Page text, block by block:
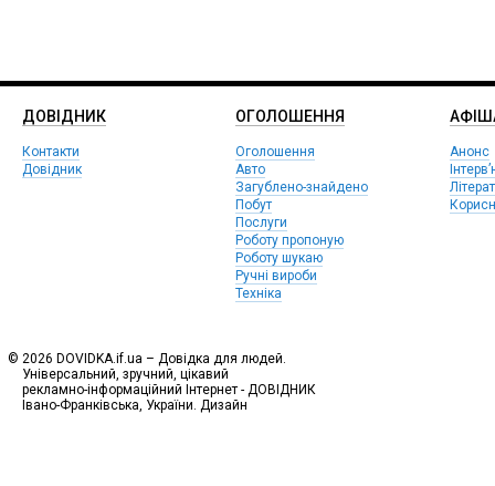
ДОВІДНИК
Контакти
Довідник
ОГОЛОШЕННЯ
Оголошення
Авто
Загублено-знайдено
Побут
Послуги
Роботу пропоную
Роботу шукаю
Ручні вироби
Техніка
Анонс
© 2026 DOVIDKA.if.ua – Довідка для людей.
Універсальний, зручний, цікавий
рекламно-інформаційний Інтернет - ДОВІДНИК
Івано-Франківська, України. Дизайн